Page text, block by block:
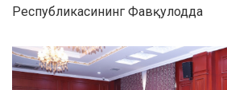
Республикасининг Фавқулодда